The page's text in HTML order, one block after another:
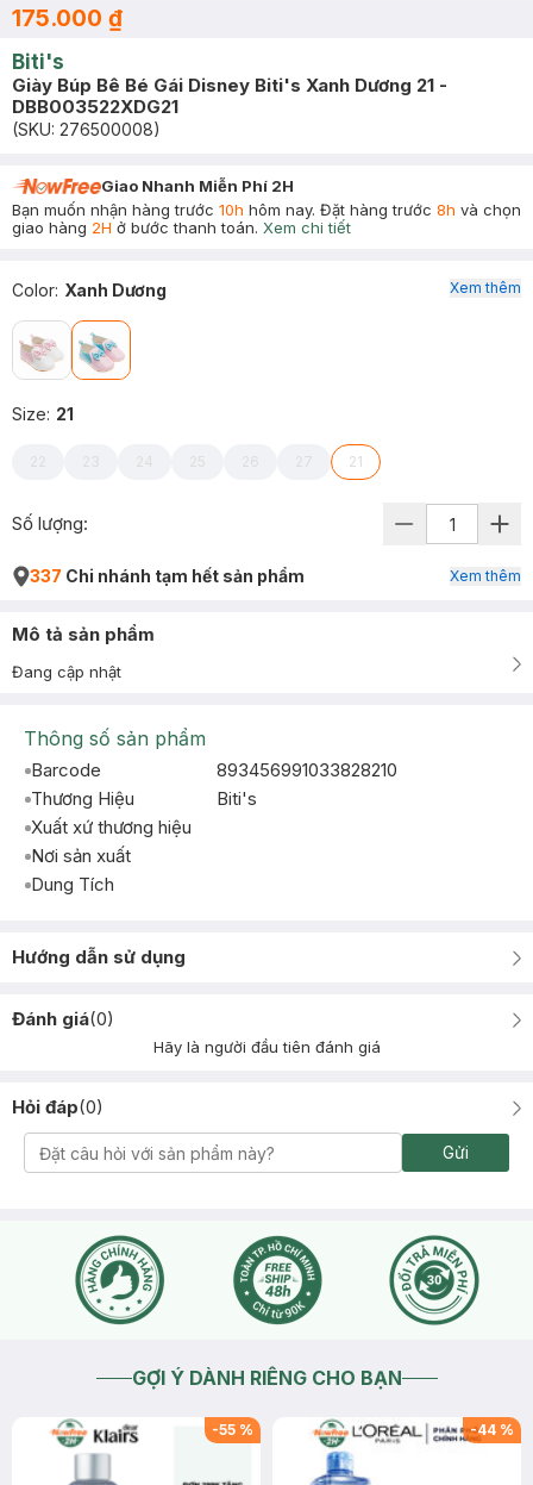
175.000 ₫
Biti's
Giày Búp Bê Bé Gái Disney Biti's Xanh Dương 21 -
DBB003522XDG21
(SKU: 276500008)
Giao Nhanh Miễn Phí 2H
Bạn muốn nhận hàng trước 10h hôm nay. Đặt hàng trước 8h và chọn
giao hàng 2H ở bước thanh toán. Xem chi tiết
Color: Xanh Dương
Size: 21
22 23 24 25 26 27 21
Xem thêm
Số lượng:
337 Chi nhánh tạm hết sản phẩm Xem thêm
Mô tả sản phẩm
Đang cập nhật
Thông số sản phẩm
Barcode
893456991033828210
Thương Hiệu
Biti's
Xuất xứ thương hiệu
Nơi sản xuất
Dung Tích
Hướng dẫn sử dụng
Đánh giá(0)
Hãy là người đầu tiên đánh giá
Hỏi đáp(0)
Gửi
GỢI Ý DÀNH RIÊNG CHO BẠN
-55 % -44 %